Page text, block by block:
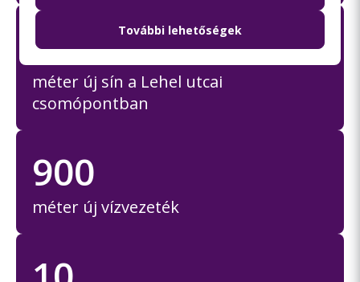
173
méter új sín a Lehel utcai
csomópontban
900
méter új vízvezeték
További lehetőségek